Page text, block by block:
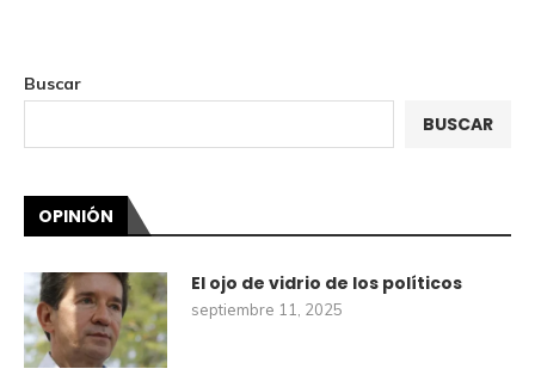
Buscar
BUSCAR
OPINIÓN
El ojo de vidrio de los políticos
septiembre 11, 2025